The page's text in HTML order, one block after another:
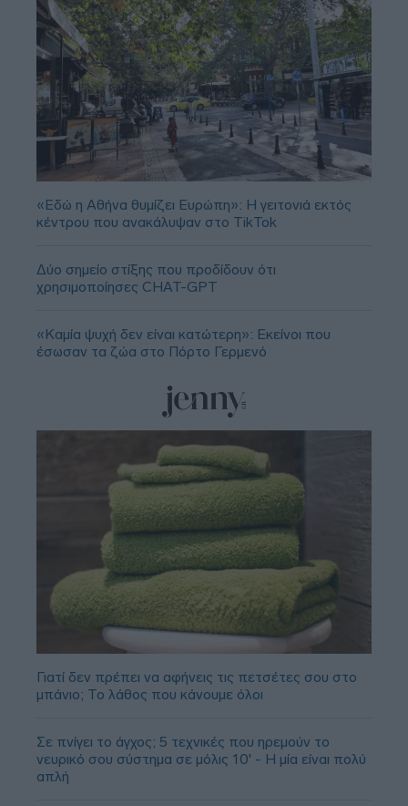
«Εδώ η Αθήνα θυμίζει Ευρώπη»: H γειτονιά εκτός
κέντρου που ανακάλυψαν στο TikTok
Δύο σημείο στίξης που προδίδουν ότι
χρησιμοποίησες CHAT-GPT
«Καμία ψυχή δεν είναι κατώτερη»: Εκείνοι που
έσωσαν τα ζώα στο Πόρτο Γερμενό
Γιατί δεν πρέπει να αφήνεις τις πετσέτες σου στο
μπάνιο; Το λάθος που κάνουμε όλοι
Σε πνίγει το άγχος; 5 τεχνικές που ηρεμούν το
νευρικό σου σύστημα σε μόλις 10' - Η μία είναι πολύ
απλή